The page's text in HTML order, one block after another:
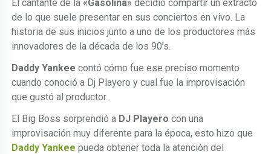
El cantante de la«Gasolina» decidió compartir un extracto
de lo que suele presentar en sus conciertos en vivo. La
historia de sus inicios junto a uno de los productores más
innovadores de la década de los 90’s.
Daddy Yankee contó cómo fue ese preciso momento
cuando conoció a Dj Playero y cual fue la improvisación
que gustó al productor.
El Big Boss sorprendió a DJ Playero con una
improvisación muy diferente para la época, esto hizo que
Daddy Yankee pueda obtener toda la atención del